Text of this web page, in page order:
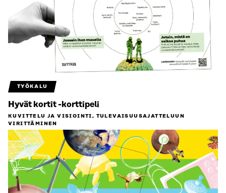
TYÖKALU
Hyvät kortit -korttipeli
KUVITTELU JA VISIOINTI, TULEVAISUUS­AJATTELUUN
VIRITTÄMINEN